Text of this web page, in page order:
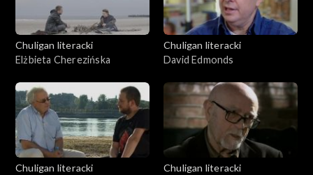
Chuligan literacki
Elżbieta Cherezińska
Chuligan literacki
David Edmonds
Chuligan literacki
Chuligan literacki